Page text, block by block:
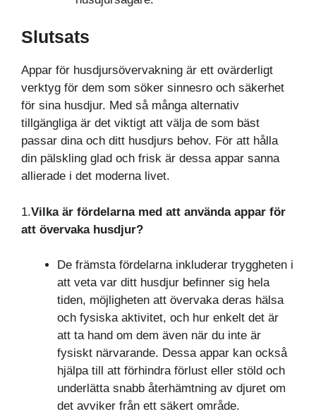
Slutsats
Appar för husdjursövervakning är ett ovärderligt
verktyg för dem som söker sinnesro och säkerhet
för sina husdjur. Med så många alternativ
tillgängliga är det viktigt att välja de som bäst
passar dina och ditt husdjurs behov. För att hålla
din pälskling glad och frisk är dessa appar sanna
allierade i det moderna livet.
1.Vilka är fördelarna med att använda appar för
att övervaka husdjur?
De främsta fördelarna inkluderar tryggheten i
att veta var ditt husdjur befinner sig hela
tiden, möjligheten att övervaka deras hälsa
och fysiska aktivitet, och hur enkelt det är
att ta hand om dem även när du inte är
fysiskt närvarande. Dessa appar kan också
hjälpa till att förhindra förlust eller stöld och
underlätta snabb återhämtning av djuret om
det avviker från ett säkert område.